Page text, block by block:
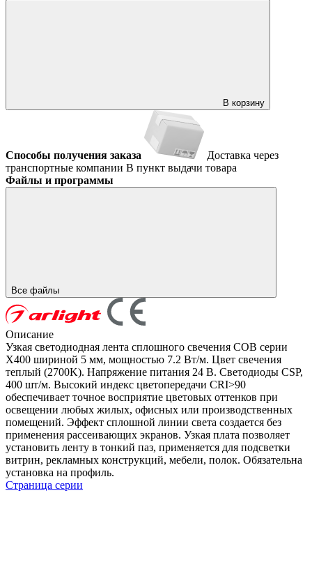
В корзину
Способы получения заказа
Доставка через
транспортные компании В пункт выдачи товара
Файлы и программы
Все файлы
Описание
Узкая светодиодная лента сплошного свечения COB серии
X400 шириной 5 мм, мощностью 7.2 Вт/м. Цвет свечения
теплый (2700K). Напряжение питания 24 В. Светодиоды CSP,
400 шт/м. Высокий индекс цветопередачи CRI>90
обеспечивает точное восприятие цветовых оттенков при
освещении любых жилых, офисных или производственных
помещений. Эффект сплошной линии света создается без
применения рассеивающих экранов. Узкая плата позволяет
установить ленту в тонкий паз, применяется для подсветки
витрин, рекламных конструкций, мебели, полок. Обязательна
установка на профиль.
Страница серии